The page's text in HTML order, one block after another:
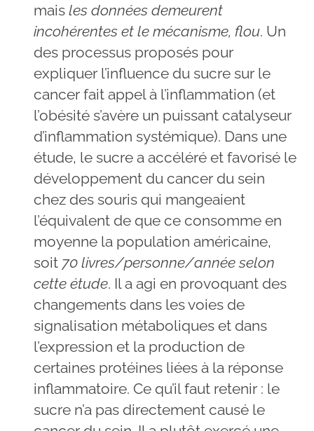
mais les données demeurent
incohérentes et le mécanisme, flou. Un
des processus proposés pour
expliquer l’influence du sucre sur le
cancer fait appel à l’inflammation (et
l’obésité s’avère un puissant catalyseur
d’inflammation systémique). Dans une
étude, le sucre a accéléré et favorisé le
développement du cancer du sein
chez des souris qui mangeaient
l’équivalent de que ce consomme en
moyenne la population américaine,
soit 70 livres/personne/année selon
cette étude. Il a agi en provoquant des
changements dans les voies de
signalisation métaboliques et dans
l’expression et la production de
certaines protéines liées à la réponse
inflammatoire. Ce qu’il faut retenir : le
sucre n’a pas directement causé le